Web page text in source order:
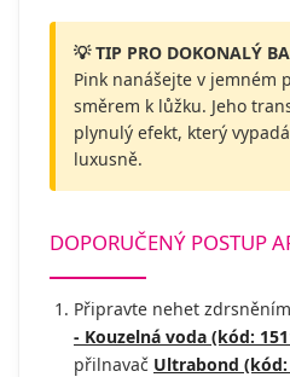
💡 TIP PRO DOKONALÝ
Pink nanášejte v jemném
směrem k lůžku. Jeho
plynulý efekt, který
luxusně.
DOPORUČENÝ POSTUP
Připravte nehet
- Kouzelná voda (kód:
přilnavač Ultrabond (kód: